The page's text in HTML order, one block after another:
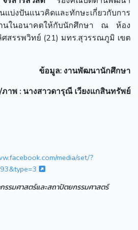
ปันแนวคิดและทักษะเกี่ยวกับการ
านในอนาคตให้กับนักศึกษา ณ ห้อง
สรรพวิทย์ (21) มทร.สุวรรณภูมิ เขต
ข้อมูล: งานพัฒนานักศึกษา
ภาพ : นางสาวดารุณี เวียงแกสินทรัพย์
media/set/?
รมศาสตร์และสถาปัตยกรรมศาสตร์